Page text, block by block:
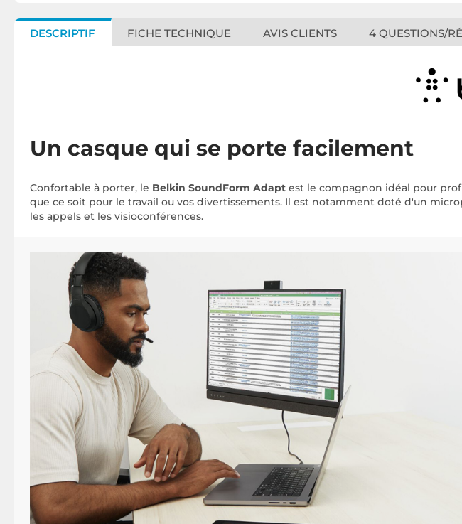
DESCRIPTIF FICHE TECHNIQUE AVIS CLIENTS 4 QUESTIONS/
Un casque qui se porte facilement
Confortable à porter, le Belkin SoundForm Adapt est le compagnon idéal pour
que ce soit pour le travail ou vos divertissements. Il est notamment doté d'un
les appels et les visioconférences.